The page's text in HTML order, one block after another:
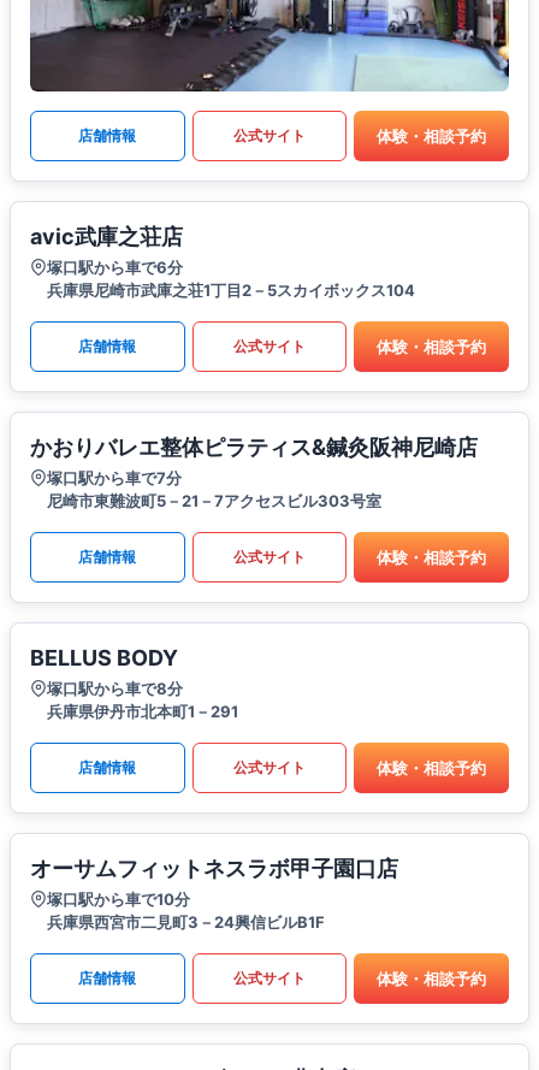
店舗情報 公式サイト 体験・相談予約
avic武庫之荘店
塚口駅から車で6分
兵庫県尼崎市武庫之荘1丁目2－5スカイボックス104
店舗情報 公式サイト 体験・相談予約
かおりバレエ整体ピラティス&鍼灸阪神尼崎店
塚口駅から車で7分
尼崎市東難波町5－21－7アクセスビル303号室
店舗情報 公式サイト 体験・相談予約
BELLUS BODY
塚口駅から車で8分
兵庫県伊丹市北本町1－291
店舗情報 公式サイト 体験・相談予約
オーサムフィットネスラボ甲子園口店
塚口駅から車で10分
兵庫県西宮市二見町3－24興信ビルB1F
店舗情報 公式サイト 体験・相談予約